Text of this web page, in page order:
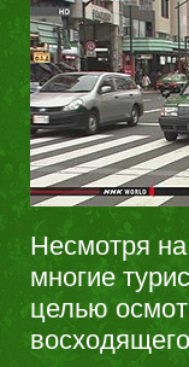
Несмотря
многие
целью